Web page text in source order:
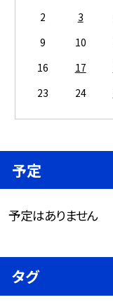
2
3
9
10
16
17
23
24
予定
予定はありません
タグ